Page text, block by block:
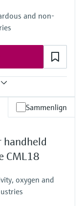
and non-
Sammenlign
handheld
CML18
oxygen and